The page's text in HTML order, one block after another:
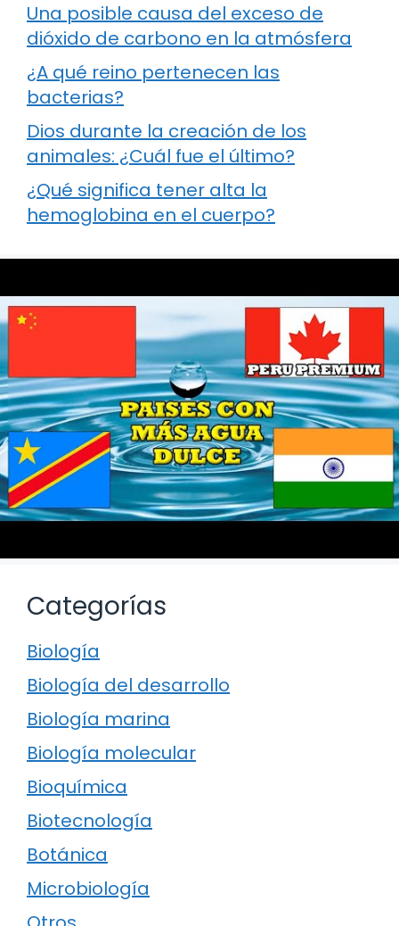
Una posible causa del exceso de
dióxido de carbono en la atmósfera
¿A qué reino pertenecen las
bacterias?
Dios durante la creación de los
animales: ¿Cuál fue el último?
¿Qué significa tener alta la
hemoglobina en el cuerpo?
Categorías
Biología
Biología del desarrollo
Biología marina
Biología molecular
Bioquímica
Biotecnología
Botánica
Microbiología